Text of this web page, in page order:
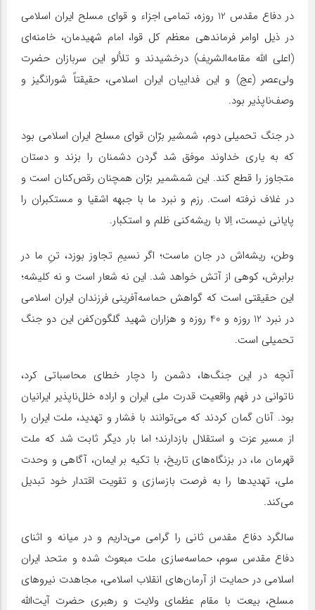
در دفاع مقدس 12 روزه، تمامی اجزاء و قوای مسلح ایران اسلامی
در ذیل اوامر فرماندهی معظم کل قوا، امام شهیدمان، خامنه‌ای
(اعلی الله مقامه‌الشریف) درخشیدند و تلألو این سربازان حضرت
ولی‌عصر (عج) و این فداییان ایران اسلامی، حقیقتاً شورانگیز و
وصف‌ناپذیر بود.
در جنگ تحمیلی دوم، شمشیر برّان قوای مسلح ایران اسلامی بود
که به یاری خداوند موفق شد گردن دشمنان را بزند و دستان
متجاوز را قطع کند. این شمشمیر برّان همچنان رقص‌کنان است و
در غلاف نرفته است. رزم و نبرد ما با جبهه اشقیا و مستکبران را
پایانی نیست، اِلا با ریشه‌کنی ظلم و استکبار.
وطن، ریشه‌اش در جان ماست؛ اگر نسیمِ تجاوز بوزد، تنِ ما در
برابرش، کوهی از آتش خواهد شد. این نه شعار است و نه کلیشه؛
این حقیقتی است که گواهش حماسه‌آفرینی فرزندان ایران اسلامی
در نبرد 12 روزه و 40 روزه و هزاران شهید گلگون‌کفن این دو جنگ
تحمیلی است.
آنچه در این جنگ‌ها، دشمن را دچار خطای محاسباتی کرد،
ناتوانی در فهم واقعیت قدرت ملی ایران و اراده خلل‌ناپذیر ایرانیان
بود. آنان گمان کردند که می‌توانند با فشار و تهدید، ملت ایران را
از مسیر عزت و استقلال بازدارند؛ اما بار دیگر ثابت شد که ملت
قهرمان ما، در بزنگاه‌های تاریخ، با تکیه بر ایمان، آگاهی و وحدت
ملی، تهدید‌ها را به فرصت بازسازی و تقویت اقتدار خود تبدیل
می‌کند.
سالگرد دفاع مقدس ثانی را گرامی می‌داریم و در میانه و اثنای
دفاع مقدس سوم، حماسه‌سازی ملت مبعوث شده و متحد ایران
اسلامی در حمایت از آرمان‌های انقلاب اسلامی، مجاهدت نیرو‌های
مسلح، بیعت با مقام عظمای ولایت و رهبری حضرت آیت‌الله